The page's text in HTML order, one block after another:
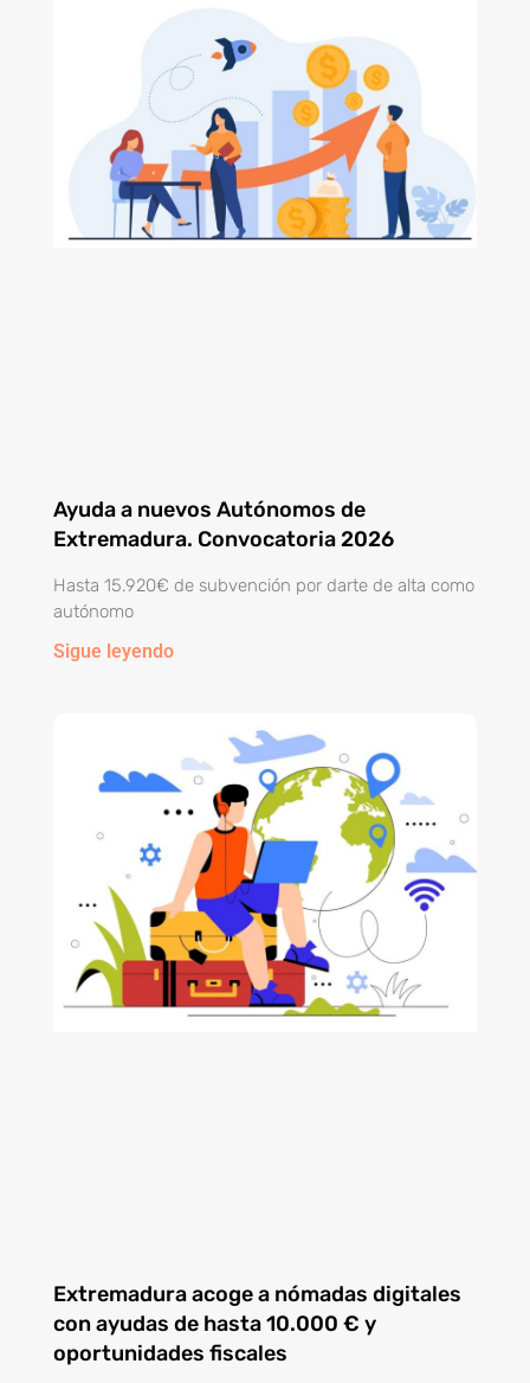
Ayuda a nuevos Autónomos de
Extremadura. Convocatoria 2026
Hasta 15.920€ de subvención por darte de alta como
autónomo
Sigue leyendo
Extremadura acoge a nómadas digitales
con ayudas de hasta 10.000 € y
oportunidades fiscales